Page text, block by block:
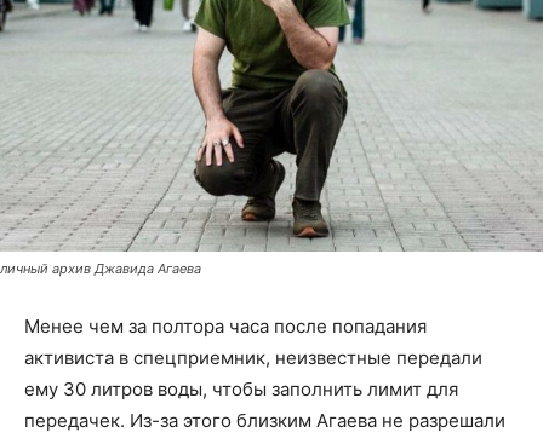
личный архив Джавида Агаева
Менее чем за полтора часа после попадания
активиста в спецприемник, неизвестные передали
ему 30 литров воды, чтобы заполнить лимит для
передачек. Из-за этого близким Агаева не разрешали